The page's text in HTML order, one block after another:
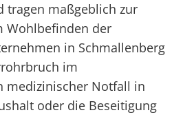
tragen maßgeblich zur
Wohlbefinden der
in Schmallenberg
im
medizinischer Notfall in
oder die Beseitigung